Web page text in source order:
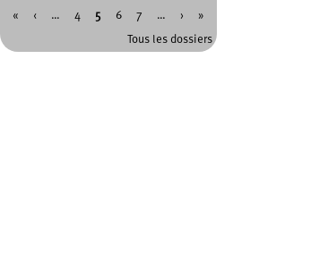
« ‹ … 4 5 6 7 … › »
Tous les dossiers